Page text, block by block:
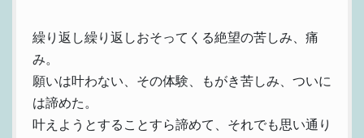
繰り返し繰り返しおそってくる絶望の苦しみ、痛
み。
願いは叶わない、その体験、もがき苦しみ、ついに
は諦めた。
叶えようとすることすら諦めて、それでも思い通り